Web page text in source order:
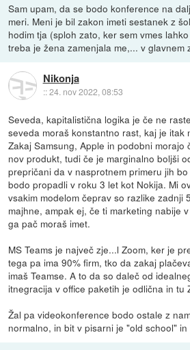
Sam upam, da se bodo konference na
meri. Meni je bil zakon imeti sestanek z
hodim tja (sploh zato, ker sem vmes
treba je žena zamenjala me,... v glavnem
Nikonja
::24. nov 2022, 08:53
Seveda, kapitalistična logika je če ne
seveda moraš konstantno rast, kaj je itak
Zakaj Samsung, Apple in podobni morajo
nov produkt, tudi če je marginalno boljši
prepričani da v nasprotnem primeru jih
bodo propadli v roku 3 let kot Nokija. Mi
vsakim modelom čeprav so razlike zadnji
majhne, ampak ej, če ti marketing nabije
ga pač moraš imet.
MS Teams je največ zje...l Zoom, ker je
tega pa ima 90% firm, tko da zakaj
imaš Teamse. A to da so daleč od
itnegracija v office paketih je odlična in tu
Žal pa videokonference bodo ostale z
normalno, in bit v pisarni je "old school"